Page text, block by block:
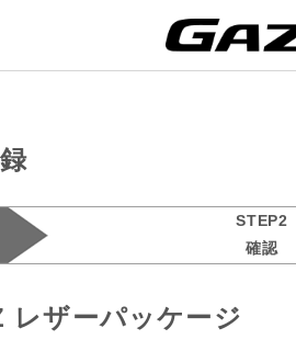
STEP2
確認
レザーパッケージ